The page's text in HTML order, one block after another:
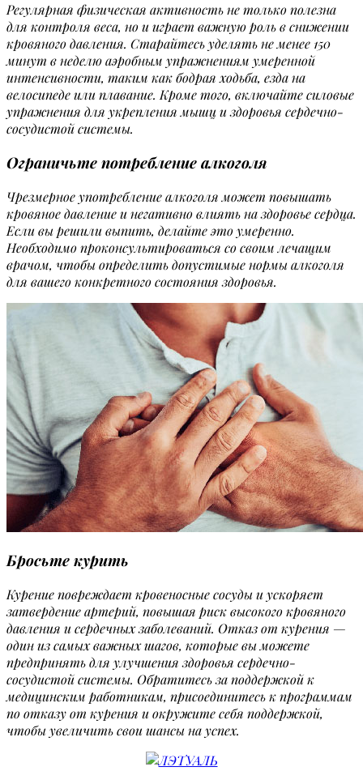
Регулярная физическая активность не только полезна
для контроля веса, но и играет важную роль в снижении
кровяного давления. Старайтесь уделять не менее 150
минут в неделю аэробным упражнениям умеренной
интенсивности, таким как бодрая ходьба, езда на
велосипеде или плавание. Кроме того, включайте силовые
упражнения для укрепления мышц и здоровья сердечно-
сосудистой системы.
Ограничьте потребление алкоголя
Чрезмерное употребление алкоголя может повышать
кровяное давление и негативно влиять на здоровье сердца.
Если вы решили выпить, делайте это умеренно.
Необходимо проконсультироваться со своим лечащим
врачом, чтобы определить допустимые нормы алкоголя
для вашего конкретного состояния здоровья.
Бросьте курить
Курение повреждает кровеносные сосуды и ускоряет
затвердение артерий, повышая риск высокого кровяного
давления и сердечных заболеваний. Отказ от курения —
один из самых важных шагов, которые вы можете
предпринять для улучшения здоровья сердечно-
сосудистой системы. Обратитесь за поддержкой к
медицинским работникам, присоединитесь к программам
по отказу от курения и окружите себя поддержкой,
чтобы увеличить свои шансы на успех.